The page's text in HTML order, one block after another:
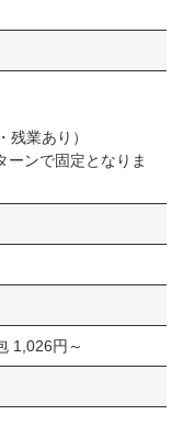
業あり）
ンで固定となりま
1,026円～